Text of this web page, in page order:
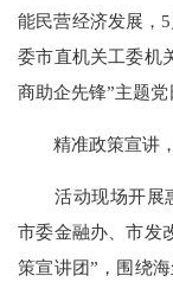
能民营经济发展，
委市直机关工委机
商助企先锋”主题党
精准政策宣讲，
活动现场开展惠
市委金融办、市发
策宣讲团”，围绕